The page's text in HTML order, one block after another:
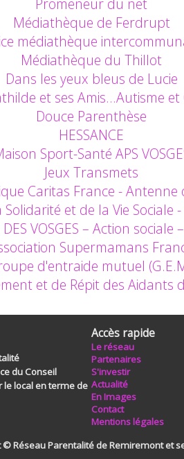
Médiathèque de Ferdrupt
médiathèque
Médiathèque du Thillot
Dans les yeux bleus de Lucie
et ses Amis…Autisme et
Douce Parenthèse
HESSANCE
Sport-Santé APS
Jeux Transmets
Caritas France - Antenne
et de la Vie Sociale
DES VOSGES – Action
Supermamans
d'entraide mutuel
et de Répit des
Accès rapide
Le réseau
Partenaires
S'investir
Actualité
En Images
Contact
Mentions légales
du Conseil
le local en terme de
© Réseau Parentalité de Remiremont et